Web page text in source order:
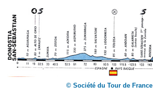
© Société du Tour de France